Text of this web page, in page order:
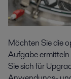
Möchten Sie die
Aufgabe
Sie sich für